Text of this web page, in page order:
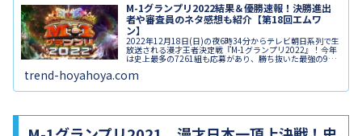
M-1グランプリ2022結果＆優勝速報！決勝進出
者や審査員のネタ感想も紹介【第18回エムワ
ン】
2022年12月18日(日)の夜6時34分からテレビ朝日系列で生
放送される漫才王者決定戦『M-1グランプリ2022』！今年
は史上最多の7261組も応募があり、勝ち抜いた最強の9組
敗者復活戦...
trend-hoyahoya.com